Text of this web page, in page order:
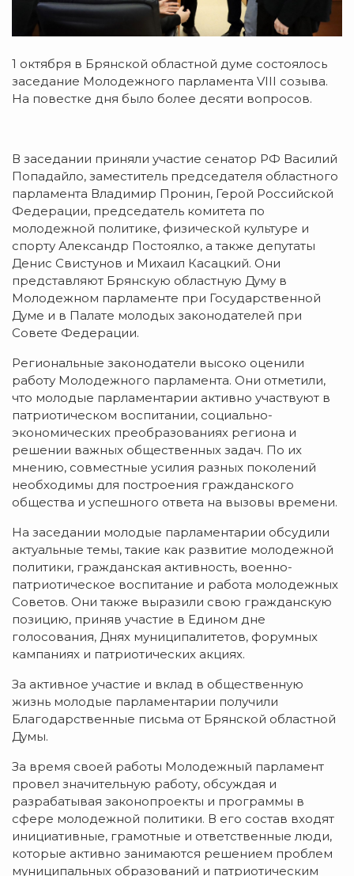
1 октября в Брянской областной думе состоялось
заседание Молодежного парламента VIII созыва.
На повестке дня было более десяти вопросов.
В заседании приняли участие сенатор РФ Василий
Попадайло, заместитель председателя областного
парламента Владимир Пронин, Герой Российской
Федерации, председатель комитета по
молодежной политике, физической культуре и
спорту Александр Постоялко, а также депутаты
Денис Свистунов и Михаил Касацкий. Они
представляют Брянскую областную Думу в
Молодежном парламенте при Государственной
Думе и в Палате молодых законодателей при
Совете Федерации.
Региональные законодатели высоко оценили
работу Молодежного парламента. Они отметили,
что молодые парламентарии активно участвуют в
патриотическом воспитании, социально-
экономических преобразованиях региона и
решении важных общественных задач. По их
мнению, совместные усилия разных поколений
необходимы для построения гражданского
общества и успешного ответа на вызовы времени.
На заседании молодые парламентарии обсудили
актуальные темы, такие как развитие молодежной
политики, гражданская активность, военно-
патриотическое воспитание и работа молодежных
Советов. Они также выразили свою гражданскую
позицию, приняв участие в Едином дне
голосования, Днях муниципалитетов, форумных
кампаниях и патриотических акциях.
За активное участие и вклад в общественную
жизнь молодые парламентарии получили
Благодарственные письма от Брянской областной
Думы.
За время своей работы Молодежный парламент
провел значительную работу, обсуждая и
разрабатывая законопроекты и программы в
сфере молодежной политики. В его состав входят
инициативные, грамотные и ответственные люди,
которые активно занимаются решением проблем
муниципальных образований и патриотическим